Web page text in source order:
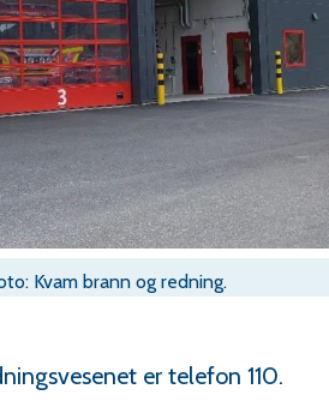
Kvam brann og redning.
er telefon 110.